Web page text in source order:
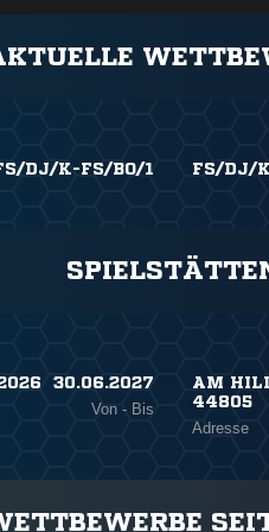
DJ/K-FS/BO/1 FS/DJ/
30.06.2027
Von - Bis
AM
44805
Adresse